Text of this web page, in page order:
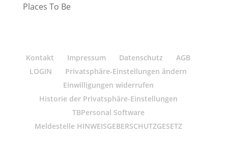
Places To Be
Kontakt Impressum Datenschutz
AGB
LOGIN
Privatsphäre-Einstellungen ändern
Einwilligungen widerrufen
Historie der Privatsphäre-Einstellungen
TBPersonal Software
Meldestelle HINWEISGEBERSCHUTZGESETZ